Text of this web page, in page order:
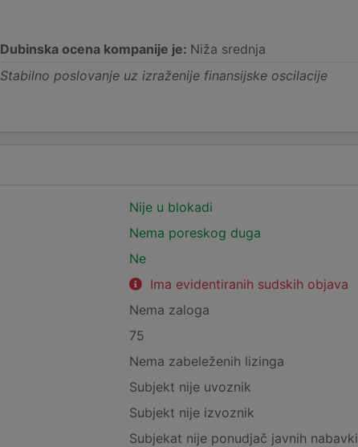
Dubinska ocena kompanije je: Niža srednja
Stabilno poslovanje uz izraženije finansijske oscilacije
Nije u blokadi
Nema poreskog duga
Ne
Ima evidentiranih sudskih objava
Nema zaloga
75
Nema zabeleženih lizinga
Subjekt nije uvoznik
Subjekt nije izvoznik
Subjekat nije ponudjač javnih nabavki